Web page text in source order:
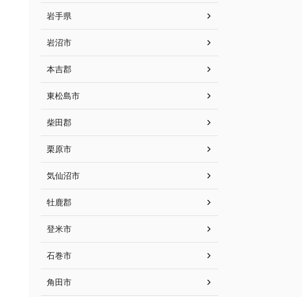
岩手県
岩沼市
本吉郡
東松島市
柴田郡
栗原市
気仙沼市
牡鹿郡
登米市
石巻市
角田市